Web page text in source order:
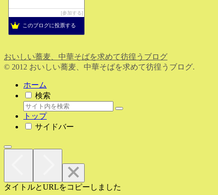
参加する
このブログに投票する
おいしい蕎麦、中華そばを求めて彷徨うブログ
© 2012 おいしい蕎麦、中華そばを求めて彷徨うブログ.
ホーム
検索
トップ
サイドバー
タイトルとURLをコピーしました